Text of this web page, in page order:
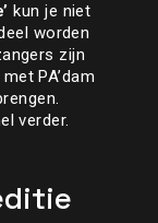
kun je niet
worden
zijn
PA’dam
verder.